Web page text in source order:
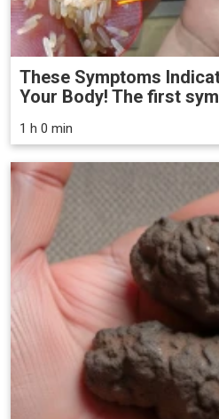
These Symptoms
Your Body! The first
1 h 0 min